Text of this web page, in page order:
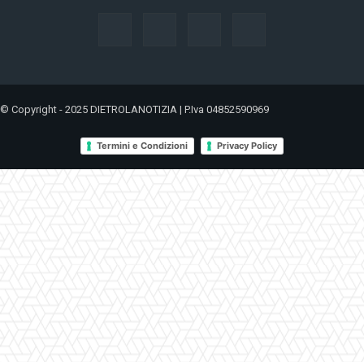
© Copyright - 2025 DIETROLANOTIZIA | P.Iva 04852590969
Termini e Condizioni Privacy Policy